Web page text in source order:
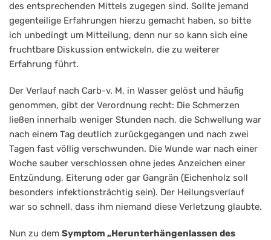
des entsprechenden Mittels zugegen sind. Sollte jemand
gegenteilige Erfahrungen hierzu gemacht haben, so bitte
ich unbedingt um Mitteilung, denn nur so kann sich eine
fruchtbare Diskussion entwickeln, die zu weiterer
Erfahrung führt.
Der Verlauf nach Carb-v. M, in Wasser gelöst und häufig
genommen, gibt der Verordnung recht: Die Schmerzen
ließen innerhalb weniger Stunden nach, die Schwellung war
nach einem Tag deutlich zurückgegangen und nach zwei
Tagen fast völlig verschwunden. Die Wunde war nach einer
Woche sauber verschlossen ohne jedes Anzeichen einer
Entzündung, Eiterung oder gar Gangrän (Eichenholz soll
besonders infektionsträchtig sein). Der Heilungsverlauf
war so schnell, dass ihm niemand diese Verletzung glaubte.
Nun zu dem Symptom „Herunterhängenlassen des